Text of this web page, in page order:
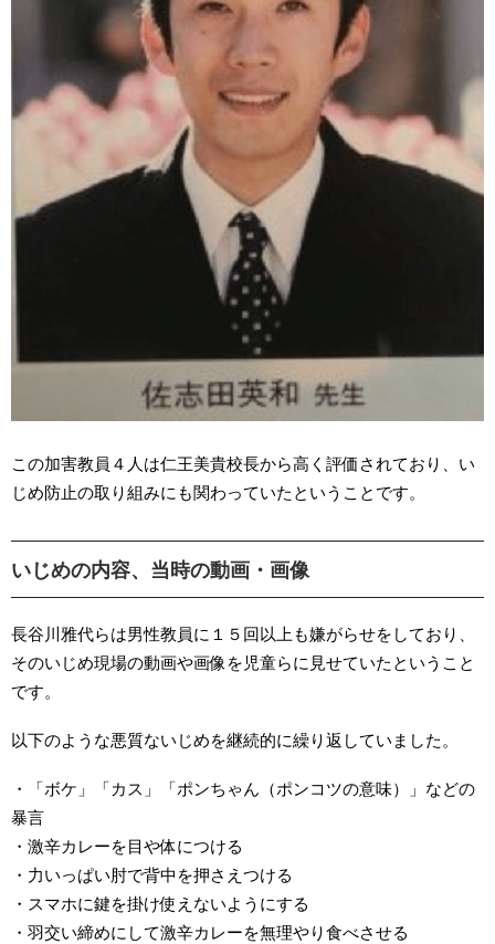
この加害教員４人は仁王美貴校長から高く評価されており、い
じめ防止の取り組みにも関わっていたということです。
いじめの内容、当時の動画・画像
長谷川雅代らは男性教員に１５回以上も嫌がらせをしており、
そのいじめ現場の動画や画像を児童らに見せていたということ
です。
以下のような悪質ないじめを継続的に繰り返していました。
・「ボケ」「カス」「ポンちゃん（ポンコツの意味）」などの
暴言
・激辛カレーを目や体につける
・力いっぱい肘で背中を押さえつける
・スマホに鍵を掛け使えないようにする
・羽交い締めにして激辛カレーを無理やり食べさせる